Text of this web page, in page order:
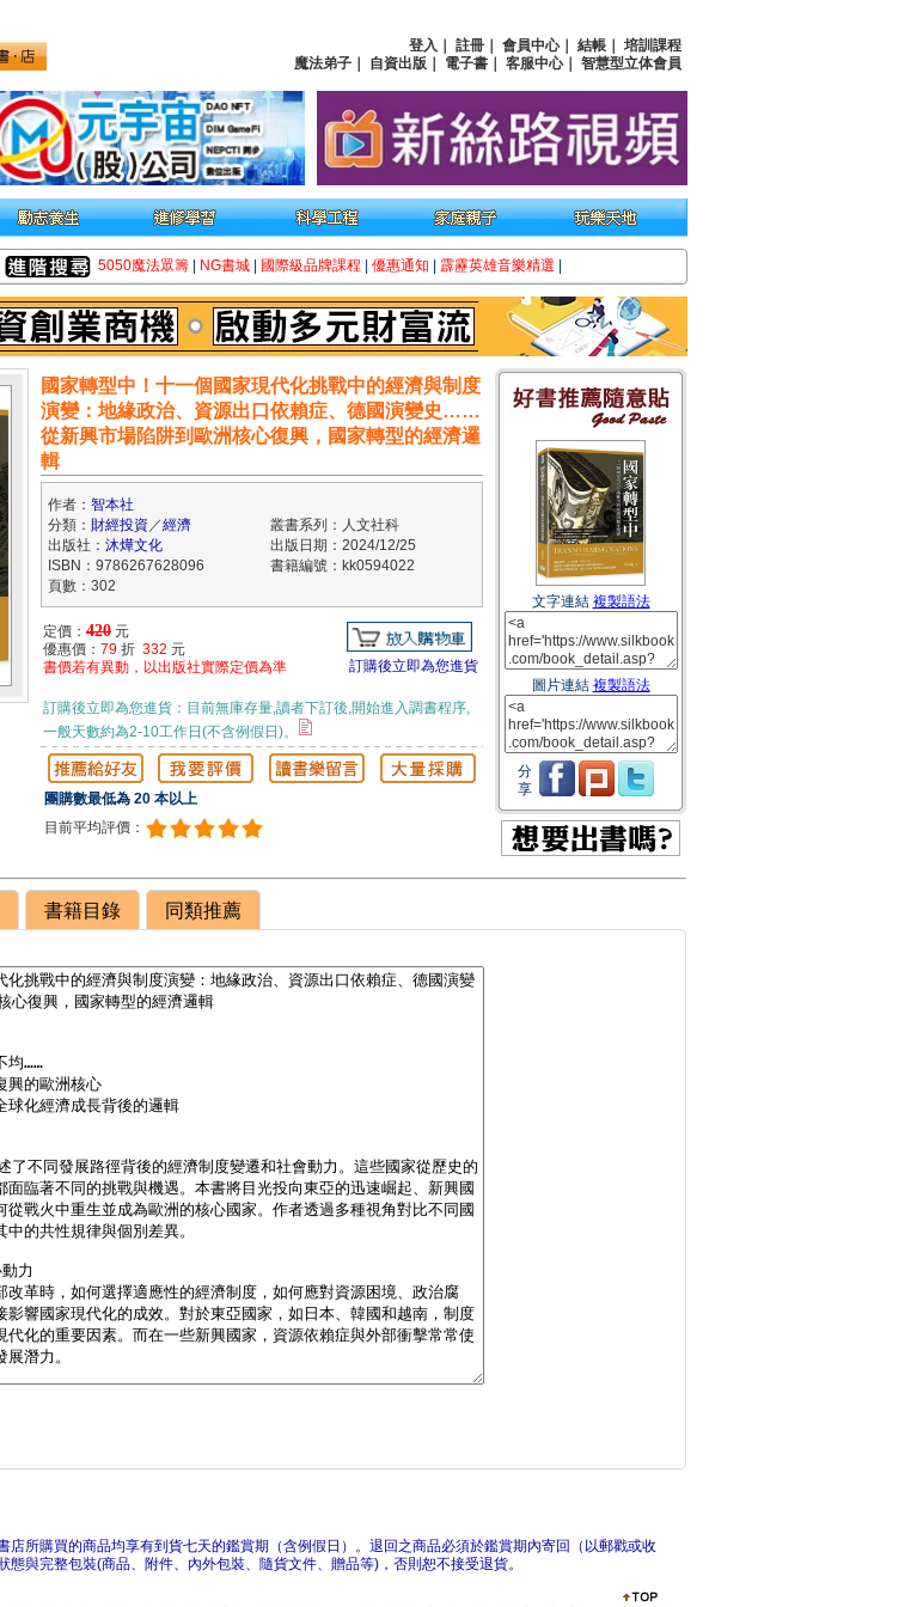
登入 註冊 會員中心｜ 結帳
培訓課程
魔法弟子
自資出版 電子書 客服中心｜ 智慧型立体會員
5050魔法眾籌 NG書城 國際級品牌課程 優惠通知 霹靂英雄音樂精選
國家轉型中！十一個國家現代化挑戰中的經濟與制度
演變：地緣政治、資源出口依賴症、德國演變史……
從新興市場陷阱到歐洲核心復興，國家轉型的經濟邏
輯
作者： 智本社
分類： 財經投資／經濟
叢書系列：人文社科
出版社： 沐燁文化
出版日期：2024/12/25
ISBN：9786267628096
書籍編號：kk0594022
頁數：302
定價： 420 元
優惠價： 79 折 332 元
書價若有異動，以出版社實際定價為準
訂購後立即為您進貨
訂購後立即為您進貨：目前無庫存量,讀者下訂後,開始進入調書程序,
一般天數約為2-10工作日(不含例假日)。
團購數最低為 20 本以上
目前平均評價：
文字連結 複製語法
圖片連結 複製語法
分
享
書籍目錄 同類推薦
店所購買的商品均享有到貨七天的鑑賞期（含例假日）。退回之商品必須於鑑賞期內寄回（以郵戳或收
態與完整包裝(商品、附件、內外包裝、隨貨文件、贈品等)，否則恕不接受退貨。